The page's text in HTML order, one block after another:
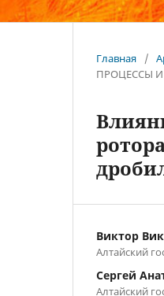
Главная /
ПРОЦЕССЫ
Виктор
Алтайский
Сергей
Алтайский